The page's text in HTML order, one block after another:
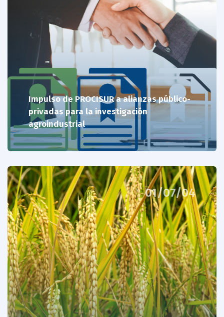
Impulso de PROCISUR a alianzas público-
privadas para la investigación
agroindustrial
01/07/04